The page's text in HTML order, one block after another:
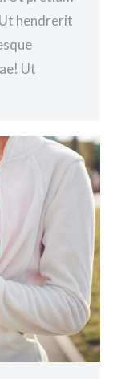
hendrerit
Ut